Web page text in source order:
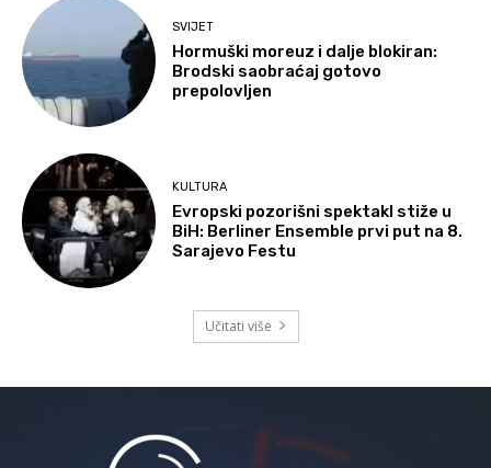
SVIJET
Hormuški moreuz i dalje blokiran:
Brodski saobraćaj gotovo
prepolovljen
KULTURA
Evropski pozorišni spektakl stiže u
BiH: Berliner Ensemble prvi put na 8.
Sarajevo Festu
Učitati više